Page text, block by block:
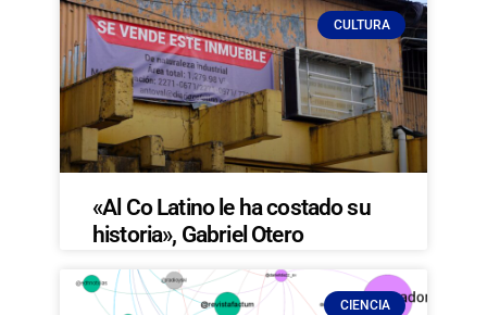
CULTURA
«Al Co Latino le ha costado su
historia», Gabriel Otero
CIENCIA